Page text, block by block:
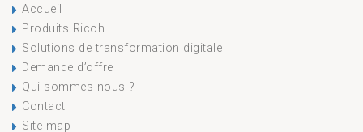
Accueil
Produits Ricoh
Solutions de transformation digitale
Demande d’offre
Qui sommes-nous ?
Contact
Site map